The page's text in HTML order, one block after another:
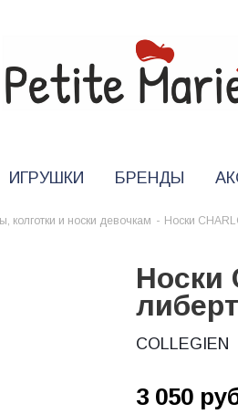
ИГРУШКИ БРЕНДЫ
колготки и носки девочкам - Носки
Носки
COLLEGIEN
3 050